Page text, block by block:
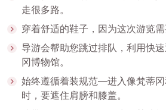
走很多路。
穿着舒适的鞋子，因为这次游览需
导游会帮助您跳过排队，利用快
冈博物馆。
始终遵循着装规范—进入像梵蒂
时，要遮住肩膀和膝盖。